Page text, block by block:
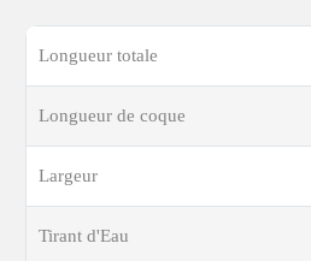
Longueur totale
Longueur de coque
Largeur
Tirant d'Eau